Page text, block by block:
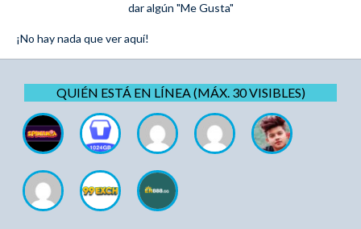
dar algún "Me Gusta"
¡No hay nada que ver aquí!
QUIÉN ESTÁ EN LÍNEA (MÁX. 30 VISIBLES)